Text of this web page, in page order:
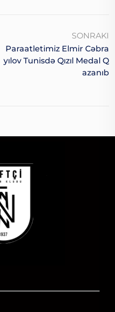
SONRAKI
Paraatletimiz Elmir Cəbra
Yılov Tunisdə Qızıl Medal Q
Azanıb